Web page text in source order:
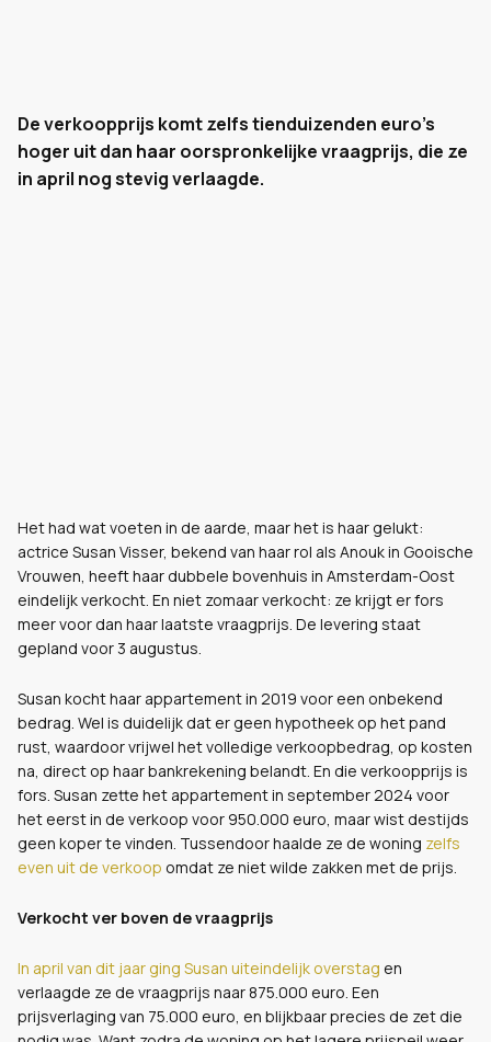
De verkoopprijs komt zelfs tienduizenden euro's
hoger uit dan haar oorspronkelijke vraagprijs, die ze
in april nog stevig verlaagde.
Het had wat voeten in de aarde, maar het is haar gelukt:
actrice Susan Visser, bekend van haar rol als Anouk in Gooische
Vrouwen, heeft haar dubbele bovenhuis in Amsterdam-Oost
eindelijk verkocht. En niet zomaar verkocht: ze krijgt er fors
meer voor dan haar laatste vraagprijs. De levering staat
gepland voor 3 augustus.
Susan kocht haar appartement in 2019 voor een onbekend
bedrag. Wel is duidelijk dat er geen hypotheek op het pand
rust, waardoor vrijwel het volledige verkoopbedrag, op kosten
na, direct op haar bankrekening belandt. En die verkoopprijs is
fors. Susan zette het appartement in september 2024 voor
het eerst in de verkoop voor 950.000 euro, maar wist destijds
geen koper te vinden. Tussendoor haalde ze de woning zelfs
even uit de verkoop omdat ze niet wilde zakken met de prijs.
Verkocht ver boven de vraagprijs
In april van dit jaar ging Susan uiteindelijk overstag en
verlaagde ze de vraagprijs naar 875.000 euro. Een
prijsverlaging van 75.000 euro, en blijkbaar precies de zet die